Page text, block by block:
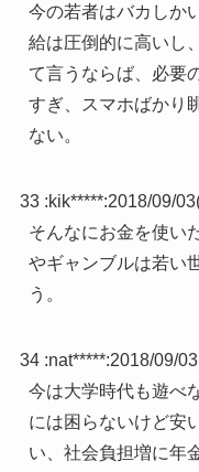
今の若者はバカしか
給は圧倒的に高いし
て言うならば、必要
すぎ、スマホばかり
ない。
33 :kik*****:2018/09/
そんなにお金を使い
やギャンブルは若い
う。
34 :nat*****:2018/09/
今は大学時代も遊べ
には困らないけど安
い、社会負担増に年